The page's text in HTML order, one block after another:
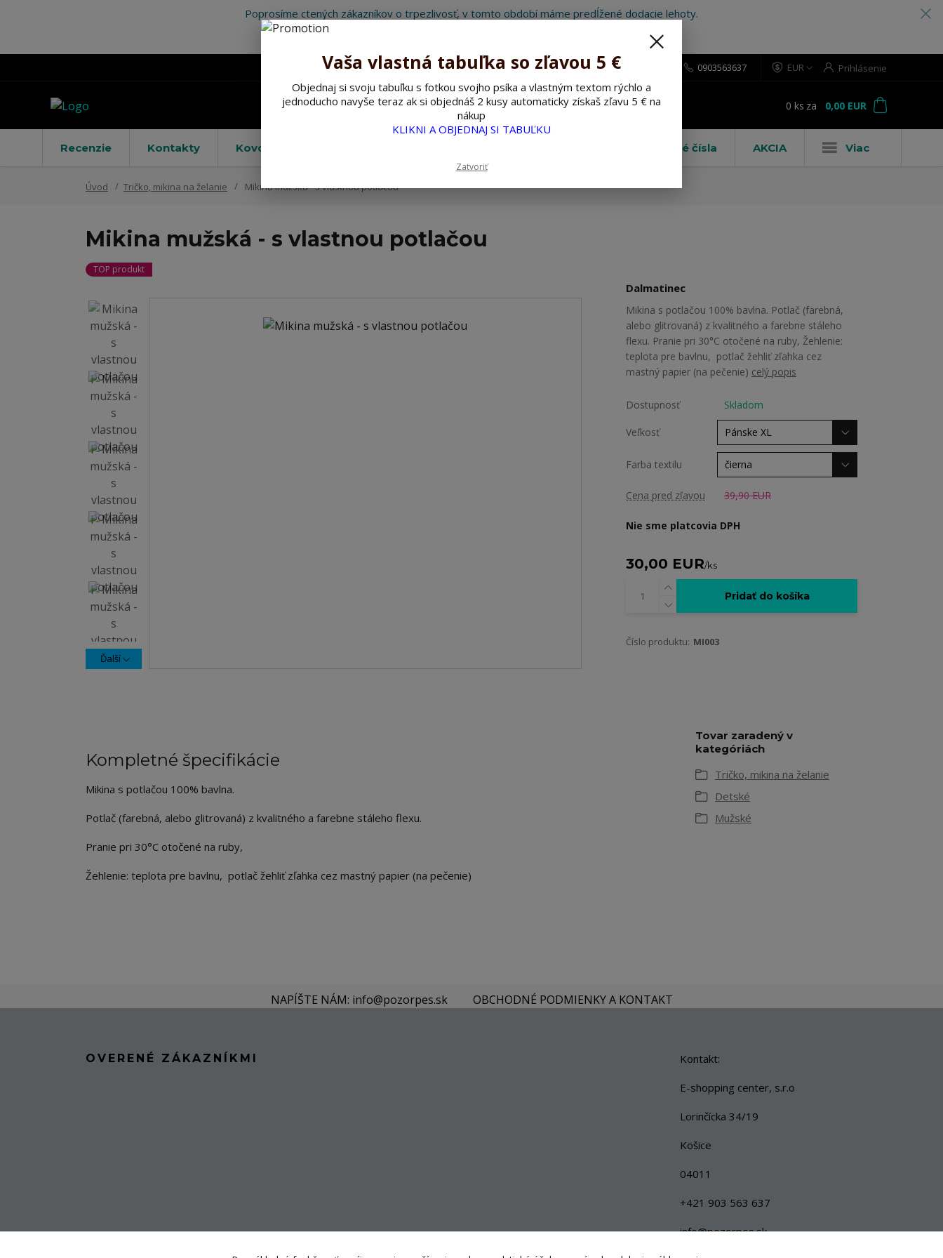
Poprosíme ctených zákazníkov o trpezlivosť, v tomto období máme predĺžené dodacie lehoty.
EUR Prihlásenie
Hľadať
0903563637
0 ks za 0,00 EUR
Recenzie Kontakty Kovové výstražné ceduľky Domové čísla AKCIA Viac
Úvod Tričko, mikina na želanie Mikina mužská - s vlastnou potlačou
Mikina mužská - s vlastnou potlačou
TOP produkt
Ďalší
Dalmatinec
Mikina s potlačou 100% bavlna. Potlač (farebná,
alebo glitrovaná) z kvalitného a farebne stáleho
flexu. Pranie pri 30°C otočené na ruby, Žehlenie:
teplota pre bavlnu, potlač žehliť zľahka cez
mastný papier (na pečenie) celý popis
Dostupnosť Skladom
Veľkosť
Farba textilu
Cena pred zľavou 39,90 EUR
Nie sme platcovia DPH
30,00 EUR/ks
Pridať do košíka
Číslo produktu: MI003
Kompletné špecifikácie
Mikina s potlačou 100% bavlna.
Potlač (farebná, alebo glitrovaná) z kvalitného a farebne stáleho flexu.
Pranie pri 30°C otočené na ruby,
Žehlenie: teplota pre bavlnu, potlač žehliť zľahka cez mastný papier (na pečenie)
Tovar zaradený v
kategóriách
Tričko, mikina na želanie
Detské
Mužské
NAPÍŠTE NÁM: info@pozorpes.sk OBCHODNÉ PODMIENKY A KONTAKT
OVERENÉ ZÁKAZNÍKMI Kontakt:
E-shopping center, s.r.o
Lorinčícka 34/19
Košice
04011
+421 903 563 637
info@pozorpes.sk
Vaša vlastná tabuľka so zľavou 5 €
Objednaj si svoju tabuľku s fotkou svojho psíka a vlastným textom rýchlo a
jednoducho navyše teraz ak si objednáš 2 kusy automaticky získaš zľavu 5 € na
nákup
KLIKNI A OBJEDNAJ SI TABUĽKU
Zatvoriť